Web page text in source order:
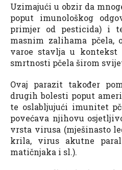
Uzimajući u obzir da
poput imunološkog
primjer od pesticida) i
masnim zalihama pčela,
varoe stavlja u
smrtnosti pčela širom
Ovaj parazit također
drugih bolesti poput
te oslabljujući imunitet
povećava njihovu
vrsta virusa (mješinasto
krila, virus akutne
matičnjaka i sl.).